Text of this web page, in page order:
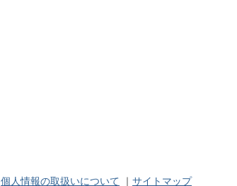
個人情報の取扱いについて ｜ サイトマップ